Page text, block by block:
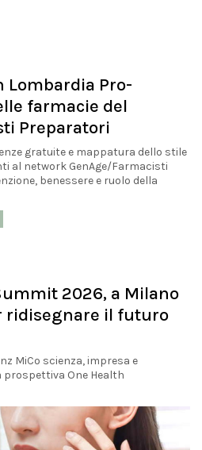
Lombardia Pro-
farmacie del
Preparatori
gratuite e mappatura dello stile
al network GenAge/Farmacisti
benessere e ruolo della
2026, a Milano
ridisegnare il futuro
MiCo scienza, impresa e
One Health